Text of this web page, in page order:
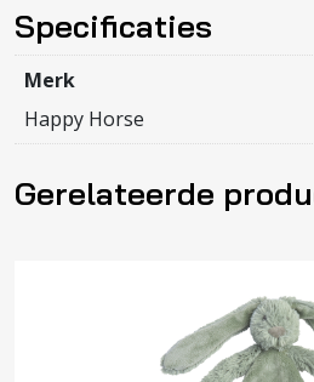
28cm
aantal
Specificaties
Merk
Happy Horse
Gerelateerde